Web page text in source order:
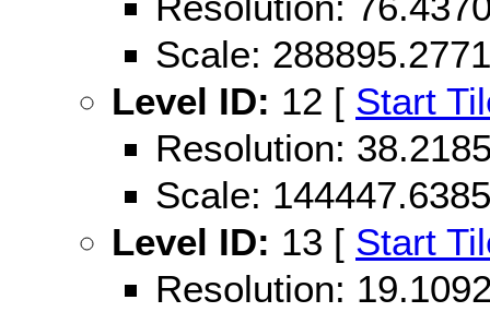
Scale:
Level ID: 12 [ Start
Resolution:
Scale:
Level ID: 13 [ Start
Resolution: